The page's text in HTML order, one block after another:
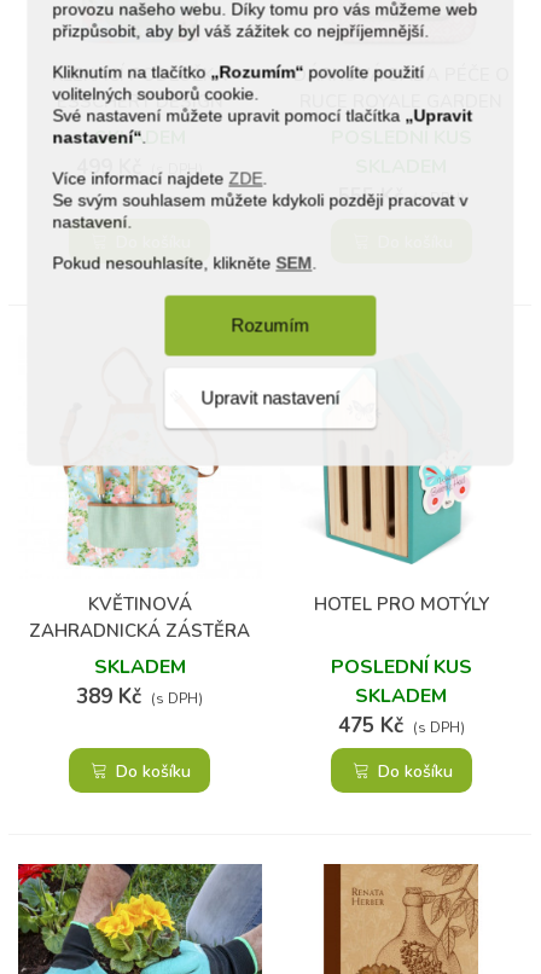
provozu našeho webu. Díky tomu pro vás můžeme web
přizpůsobit, aby byl váš zážitek co nejpříjemnější.
Kliknutím na tlačítko „Rozumím“ povolíte použití
volitelných souborů cookie.
Své nastavení můžete upravit pomocí tlačítka „Upravit
nastavení“
Více informací najdete ZDE
Se svým souhlasem můžete kdykoli později pracovat v
nastavení.
Pokud nesouhlasíte, klikněte SEM
Rozumím
Upravit nastavení
KLEKACÍ PODLOŽKA
ESSCHERT DESIGN
SKLADEM
499 Kč (s DPH)
DÁRKOVÁ SADA PÉČE O
555 Kč (s DPH)
KVĚTINOVÁ
ZAHRADNICKÁ ZÁSTĚRA
ZA KRK
SKLADEM
389 Kč (s DPH)
Do košíku
HOTEL PRO MOTÝLY
POSLEDNÍ KUS
SKLADEM
475 Kč (s DPH)
Do košíku